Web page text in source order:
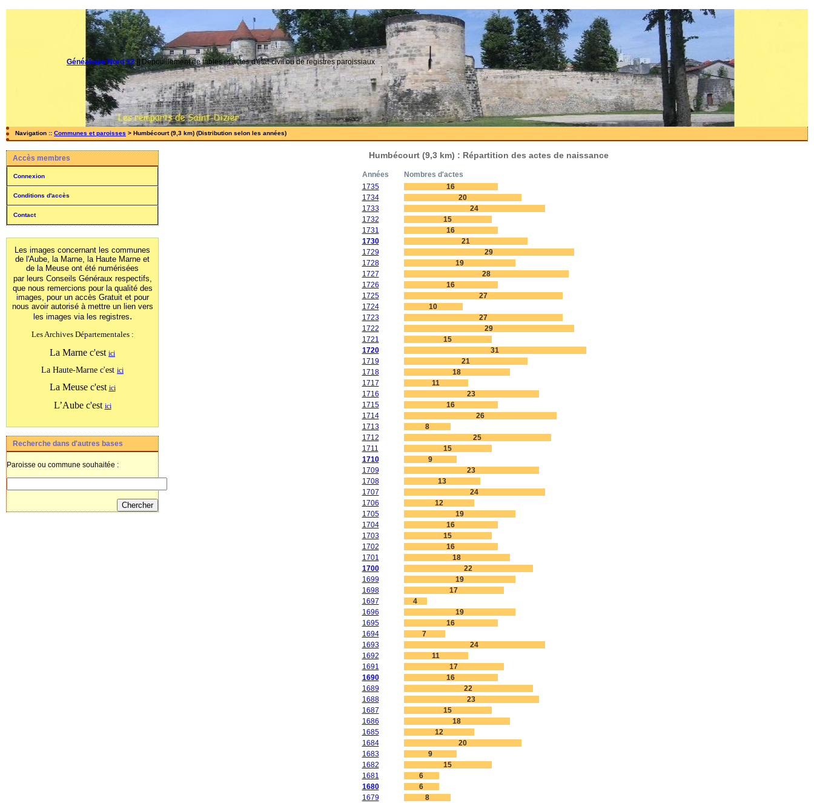
Généalogie Nord 52|| Dépouillement de tables et actes d'état-civil ou de registres paroissiaux
Navigation :: Communes et paroisses > Humbécourt (9,3 km) (Distribution selon les années)
Accès membres
Connexion
Conditions d'accès
Contact
Les images concernant les communes
de l'Aube, la Marne, la Haute Marne et
de la Meuse ont été numérisées
par leurs Conseils Généraux respectifs,
que nous remercions pour la qualité des
images, pour un accès Gratuit et pour
nous avoir autorisé à mettre un lien vers
les images via les registres.
Les Archives Départementales :
La Marne c'est ici
La Haute-Marne c'est ici
La Meuse c'est ici
L’Aube c'est ici
Recherche dans d'autres bases
Paroisse ou commune souhaitée :
Humbécourt (9,3 km) : Répartition des actes de naissance
Années
Nombres d'actes
1735
16
1734
20
1733
24
1732
15
1731
16
1730
21
1729
29
1728
19
1727
28
1726
16
1725
27
1724
10
1723
27
1722
29
1721
15
1720
31
1719
21
1718
18
1717
11
1716
23
1715
16
1714
26
1713
8
1712
25
1711
15
1710
9
1709
23
1708
13
1707
24
1706
12
1705
19
1704
16
1703
15
1702
16
1701
18
1700
22
1699
19
1698
17
1697
4
1696
19
1695
16
1694
7
1693
24
1692
11
1691
17
1690
16
1689
22
1688
23
1687
15
1686
18
1685
12
1684
20
1683
9
1682
15
1681
6
1680
6
1679
8